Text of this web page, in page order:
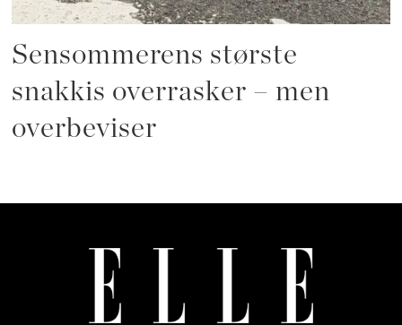
Sensommerens største
snakkis overrasker – men
overbeviser